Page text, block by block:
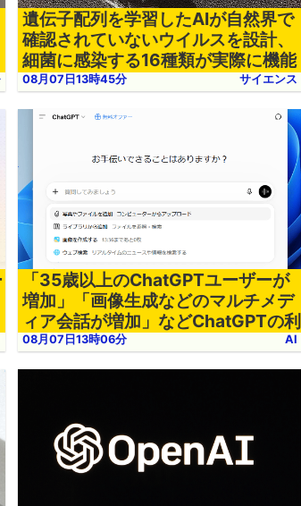
遺伝子配列を学習したAIが自然界で
確認されていないウイルスを設計、
細菌に感染する16種類が実際に機能
08月07日13時45分 サイエンス
「35歳以上のChatGPTユーザーが
増加」「画像生成などのマルチメデ
ィア会話が増加」などChatGPTの利
用実態レポートが公開される
08月07日13時06分 AI